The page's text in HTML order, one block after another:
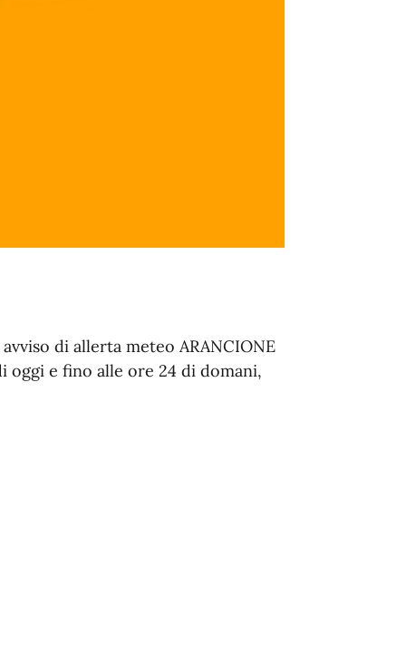
di allerta meteo ARANCIONE
oggi e fino alle ore 24 di domani,